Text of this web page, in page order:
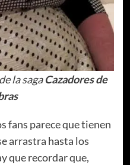
la sagaCazadores de
fans parece que tienen
arrastra hasta los
que recordar que,